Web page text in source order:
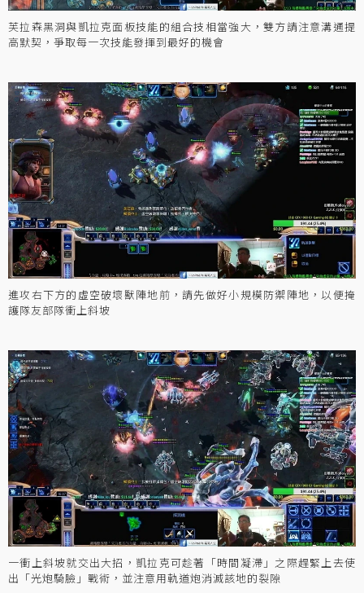
芙拉森黑洞與凱拉克面板技能的組合技相當強大，雙方請注意溝通提
高默契，爭取每一次技能發揮到最好的機會
進攻右下方的虛空破壞獸陣地前，請先做好小規模防禦陣地，以便掩
護隊友部隊衝上斜坡
一衝上斜坡就交出大招，凱拉克可趁著「時間凝滯」之際趕緊上去使
出「光炮騎臉」戰術，並注意用軌道炮消滅該地的裂隙